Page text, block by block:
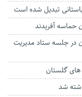
تبدیل شده است
در جلسه ستاد مدیریت
های گلستان